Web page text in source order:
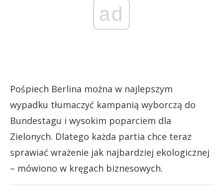
ad
Pośpiech Berlina można w najlepszym
wypadku tłumaczyć kampanią wyborczą do
Bundestagu i wysokim poparciem dla
Zielonych. Dlatego każda partia chce teraz
sprawiać wrażenie jak najbardziej ekologicznej
– mówiono w kręgach biznesowych.